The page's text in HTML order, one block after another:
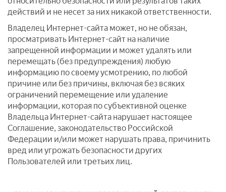
действий и не несет за них никакой ответственности.
Владелец Интернет-сайта может, но не обязан,
просматривать Интернет-сайт на наличие
запрещенной информации и может удалять или
перемещать (без предупреждения) любую
информацию по своему усмотрению, по любой
причине или без причины, включая без всяких
ограничений перемещение или удаление
информации, которая по субъективной оценке
Владельца Интернет-сайта нарушает настоящее
Соглашение, законодательство Российской
Федерации и/или может нарушать права, причинить
вред или угрожать безопасности других
Пользователей или третьих лиц.